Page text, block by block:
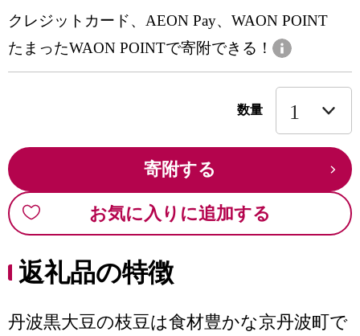
クレジットカード、AEON Pay、WAON POINT
たまったWAON POINTで寄附できる！
数量
寄附する
お気に入りに追加する
返礼品の特徴
丹波黒大豆の枝豆は食材豊かな京丹波町で